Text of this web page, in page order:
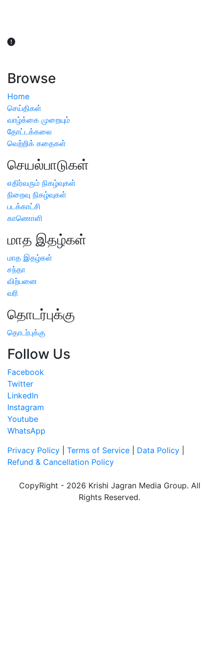
Browse
Home
செய்திகள்
வாழ்க்கை முறையும்
தோட்டக்கலை
வெற்றிக் கதைகள்
செயல்பாடுகள்
எதிர்வரும் நிகழ்வுகள்
நிறைவு நிகழ்வுகள்
படக்காட்சி
காணொளி
மாத இதழ்கள்
மாத இதழ்கள்
சந்தா
விற்பனை
வரி
தொடர்புக்கு
தொடர்புக்கு
Follow Us
Facebook
Twitter
LinkedIn
Instagram
Youtube
WhatsApp
Privacy Policy
Terms of Service Data Policy
Refund & Cancellation Policy
CopyRight - 2026 Krishi Jagran Media Group. All
Rights Reserved.